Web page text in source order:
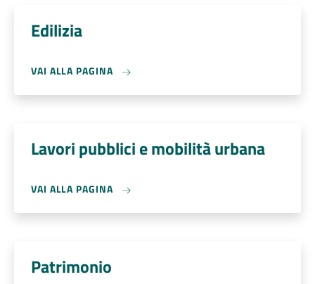
Edilizia
VAI ALLA PAGINA
Lavori pubblici e mobilità urbana
VAI ALLA PAGINA
Patrimonio